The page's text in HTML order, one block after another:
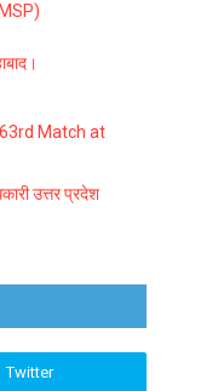
Match at
उत्तर प्रदेश